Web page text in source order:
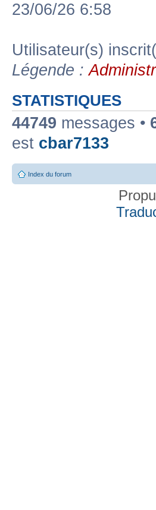
23/06/26 6:58
Utilisateur(s)
Légende :
STATISTIQUES
44749 messages •
est cbar7133
Index du forum